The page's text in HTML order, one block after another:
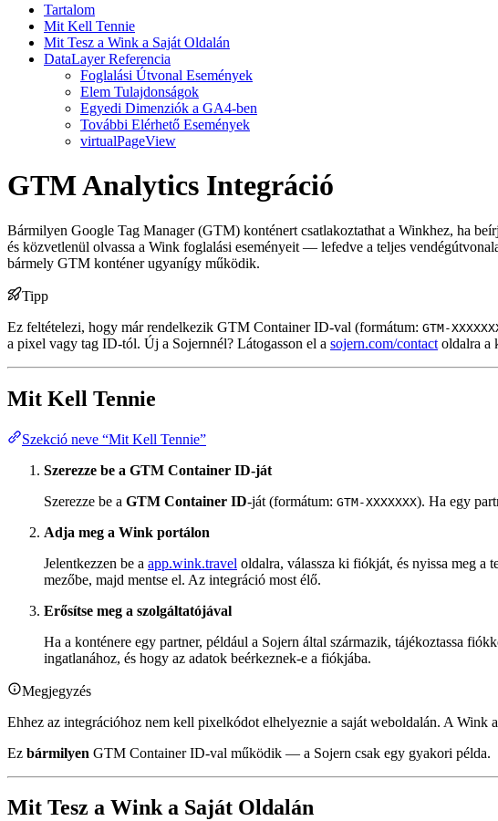
Tartalom
Mit Kell Tennie
Mit Tesz a Wink a Saját Oldalán
DataLayer Referencia
Foglalási Útvonal Események
Elem Tulajdonságok
Egyedi Dimenziók a GA4-ben
További Elérhető Események
virtualPageView
GTM Analytics Integráció
Bármilyen Google Tag Manager (GTM) konténert csatlakoztathat a Winkhez, ha
és közvetlenül olvassa a Wink foglalási eseményeit — lefedve a teljes
bármely GTM konténer ugyanígy működik.
Tipp
Ez feltételezi, hogy már rendelkezik GTM Container ID-val (formátum: GTM-
a pixel vagy tag ID-tól. Új a Sojernnél? Látogasson el a sojern.com/contact oldalra a
Mit Kell Tennie
Szekció neve “Mit Kell Tennie”
Szerezze be a GTM Container ID-ját
Szerezze be a GTM Container ID-ját (formátum: GTM-XXXXXXX). Ha egy
Adja meg a Wink portálon
Jelentkezzen be a app.wink.travel oldalra, válassza ki fiókját, és nyissa meg a
mezőbe, majd mentse el. Az integráció most élő.
Erősítse meg a szolgáltatójával
Ha a konténere egy partner, például a Sojern által származik, tájékoztassa
ingatlanához, és hogy az adatok beérkeznek-e a fiókjába.
Megjegyzés
Ehhez az integrációhoz nem kell pixelkódot elhelyeznie a saját weboldalán. A
Ez bármilyen GTM Container ID-val működik — a Sojern csak egy gyakori példa.
Mit Tesz a Wink a Saját Oldalán